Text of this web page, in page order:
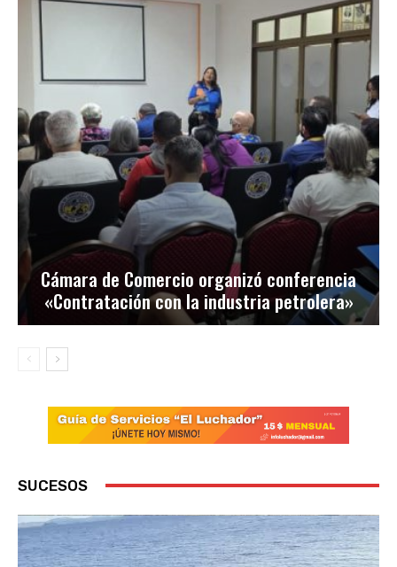
Cámara de Comercio organizó conferencia
«Contratación con la industria petrolera»
SUCESOS